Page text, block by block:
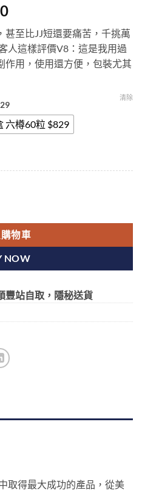
Price
range:
$529.00
through
$1,129.00
甚至比JJ短還要痛苦，千挑萬
人這樣評價V8：這是我用過
作用，使用還方便，包裝尤其
六樽60粒 $829
清除
物車
NOW
豐站自取，隱秘送貨
取得最大成功的產品，從美